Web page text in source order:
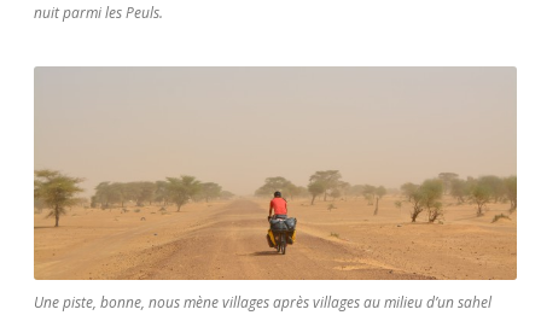
nuit parmi les Peuls.
Une piste, bonne, nous mène villages après villages au milieu d’un sahel